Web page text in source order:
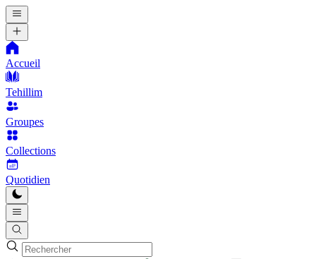
Accueil
Tehillim
Groupes
Collections
Quotidien